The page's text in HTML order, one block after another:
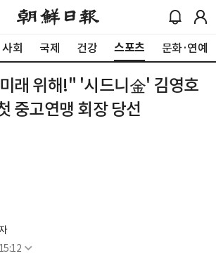
사회 국제 건강 스포츠 문화·연예
래 위해!" '시드니金' 김영호
중고연맹 회장 당선